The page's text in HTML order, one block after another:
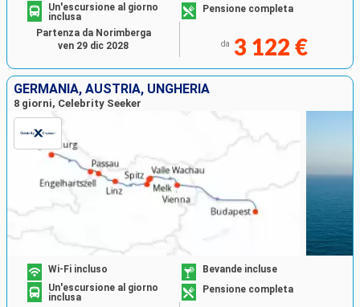
Un'escursione al giorno
inclusa
Pensione completa
da 3 122 €
Partenza da Norimberga
ven 29 dic 2028
GERMANIA, AUSTRIA, UNGHERIA
8 giorni, Celebrity Seeker
Wi-Fi incluso
Bevande incluse
Un'escursione al giorno
inclusa
Pensione completa